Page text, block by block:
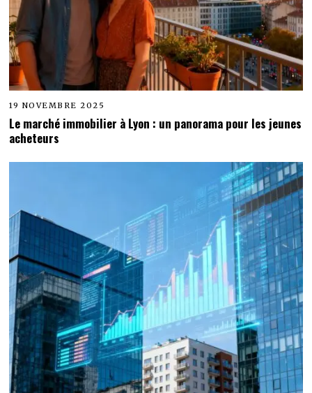
19 NOVEMBRE 2025
Le marché immobilier à Lyon : un panorama pour les jeunes
acheteurs